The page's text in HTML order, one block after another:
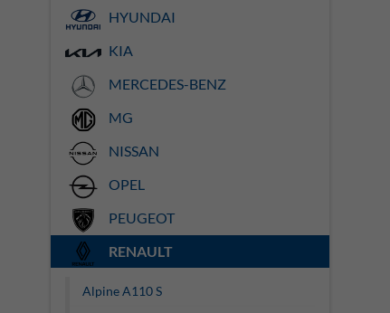
HYUNDAI
KIA
MERCEDES-BENZ
MG
NISSAN
OPEL
PEUGEOT
RENAULT
Alpine A110 S